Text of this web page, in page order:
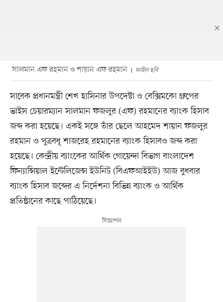
সালমান এফ রহমান ও শায়ান এফ রহমান ফাইল ছবি
সাবেক প্রধানমন্ত্রী শেখ হাসিনার উপদেষ্টা ও বেক্সিমকো গ্রুপের
ভাইস চেয়ারম্যান সালমান ফজলুর (এফ) রহমানের ব্যাংক হিসাব
জব্দ করা হয়েছে। একই সঙ্গে তাঁর ছেলে আহমেদ শায়ান ফজলুর
রহমান ও পুত্রবধূ শাজরেহ রহমানের ব্যাংক হিসাবও জব্দ করা
হয়েছে। কেন্দ্রীয় ব্যাংকের আর্থিক গোয়েন্দা বিভাগ বাংলাদেশ
ফিন্যান্সিয়াল ইন্টেলিজেন্স ইউনিট (বিএফআইইউ) আজ বুধবার
ব্যাংক হিসাব জব্দের এ নির্দেশনা বিভিন্ন ব্যাংক ও আর্থিক
প্রতিষ্ঠানের কাছে পাঠিয়েছে।